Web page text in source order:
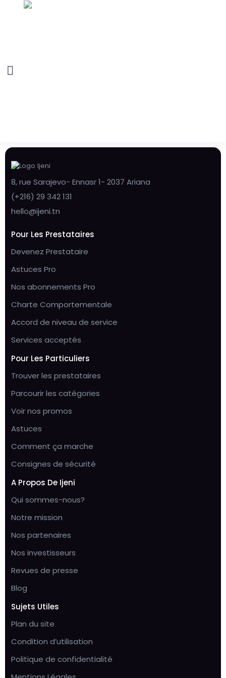
8, rue Sarajevo- Ennasr 1- 2037 Ariana
(+216) 29 342 131
hello@ijeni.tn
Pour Les Prestataires
Devenez Prestataire
Astuces Pro
Nos abonnements Pro
Charte Comportementale
Accord de niveau de service
Services acceptés
Pour Les Particuliers
Trouver les prestataires
Parcourir les catégories
Voir nos promos
Astuces
Comment ça marche
Consignes de sécurité
A Propos De Ijeni
Qui sommes-nous?
Notre mission
Nos partenaires
Nos investisseurs
Revues de presse
Blog
Sujets Utiles
Plan du site
Condition d’utilisation
Politique de confidentialité